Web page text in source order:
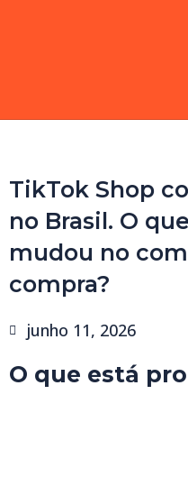
TikTok Shop
no Brasil. O
mudou no
compra?
junho 11, 2026
O que está